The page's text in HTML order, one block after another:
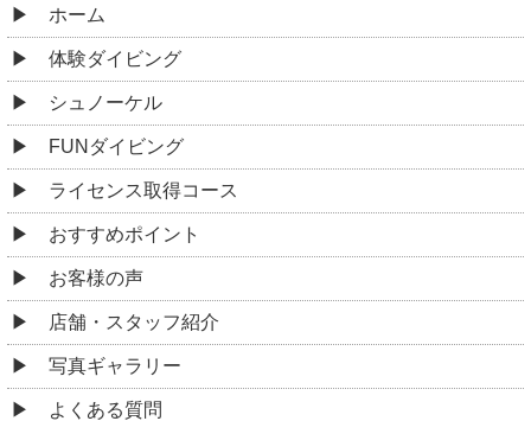
ホーム
体験ダイビング
シュノーケル
FUNダイビング
ライセンス取得コース
おすすめポイント
お客様の声
店舗・スタッフ紹介
写真ギャラリー
よくある質問